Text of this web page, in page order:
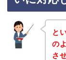
と
の
さ